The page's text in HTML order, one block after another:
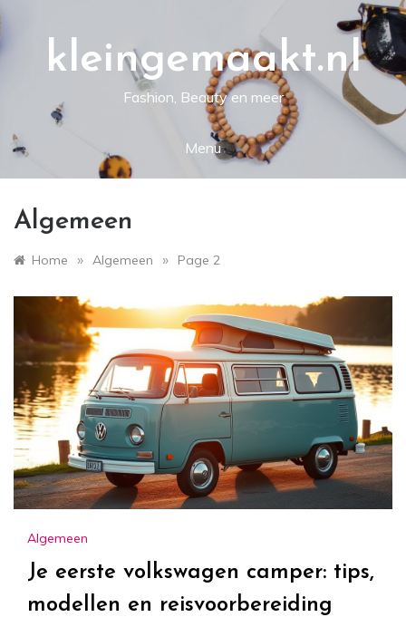
kleingemaakt.nl
Fashion, Beauty en meer
Menu
Algemeen
Home » Algemeen » Page 2
Algemeen
Je eerste volkswagen camper: tips,
modellen en reisvoorbereiding